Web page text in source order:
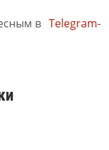
в Telegram-